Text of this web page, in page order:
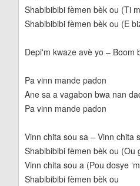
Shabibibibi fèmen bèk ou (Ti
Shabibibibi fèmen bèk ou (E
Depi'm kwaze avè yo – Boom
Pa vinn mande padon
Ane sa a vagabon bwa nan
Pa vinn mande padon
Vinn chita sou sa – Vinn chita
Shabibibibi fèmen bèk ou (Ou
Vinn chita sou a (Pou dosye
Shabibibibi fèmen bèk ou